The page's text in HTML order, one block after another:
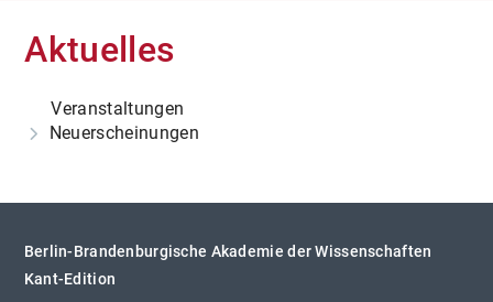
AKTUELLES
NACHLASS
Aktuelles
Veranstaltungen
Neuerscheinungen
Berlin-Brandenburgische Akademie der Wissenschaften
Kant-Edition